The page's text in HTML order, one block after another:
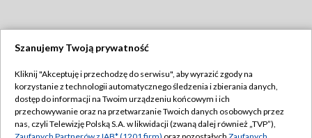
TVP
Abonament TVP
Emisja w TVP
Regulamin TVP
Szanujemy Twoją prywatność
Kliknij "Akceptuję i przechodzę do serwisu", aby wyrazić zgody na
korzystanie z technologii automatycznego śledzenia i zbierania danych,
dostęp do informacji na Twoim urządzeniu końcowym i ich
przechowywanie oraz na przetwarzanie Twoich danych osobowych przez
nas, czyli Telewizję Polską S.A. w likwidacji (zwaną dalej również „TVP”),